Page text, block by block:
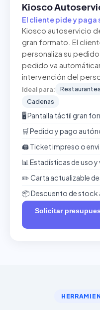
Kiosco
El cliente pide y paga
Kiosco autoservicio
gran formato. El
personaliza su
pedido va
intervención del
Ideal para: Restaurantes
Cadenas
🖥️ Pantalla táctil gran
🛒 Pedido y pago
🖨️ Ticket impreso o
📊 Estadísticas de uso
✏️ Carta actualizable
📦 Descuento de
Solicitar